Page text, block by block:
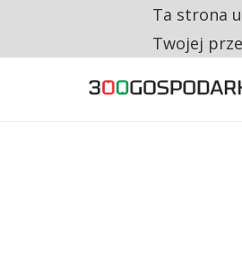
TRZECH NA
Ta strona
Twojej